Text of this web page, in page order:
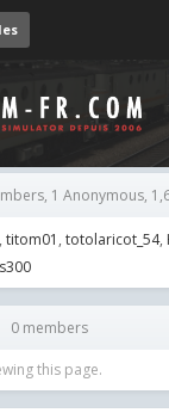
1 Anonymous,
titom01 totolaricot_54
0 members
this page.